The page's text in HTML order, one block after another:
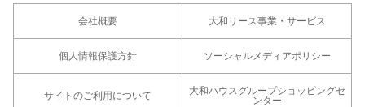
会社概要 大和リース事業・サービス
個人情報保護方針 ソーシャルメディアポリシー
サイトのご利用について
大和ハウスグループショッピングセ
ンター